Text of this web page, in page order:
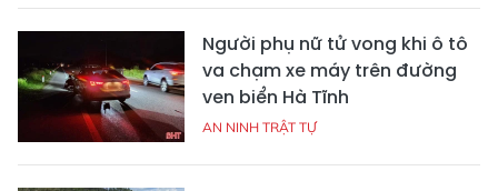
Người phụ nữ tử vong khi ô tô
va chạm xe máy trên đường
ven biển Hà Tĩnh
AN NINH TRẬT TỰ